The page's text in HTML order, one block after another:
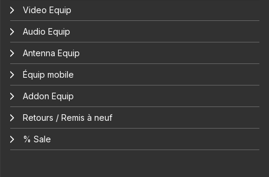
Video Equip
Audio Equip
Antenna Equip
Équip mobile
Addon Equip
Retours / Remis à neuf
% Sale